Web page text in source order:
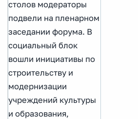
столов модераторы
подвели на пленарном
заседании форума. В
социальный блок
вошли инициативы по
строительству и
модернизации
учреждений культуры
и образования,